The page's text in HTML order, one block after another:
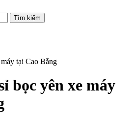
tại Cao Bằng
bọc yên xe máy